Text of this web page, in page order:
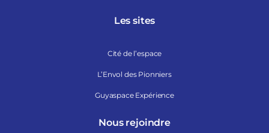
Les sites
Cité de l’espace
L’Envol des Pionniers
Guyaspace Expérience
Nous rejoindre